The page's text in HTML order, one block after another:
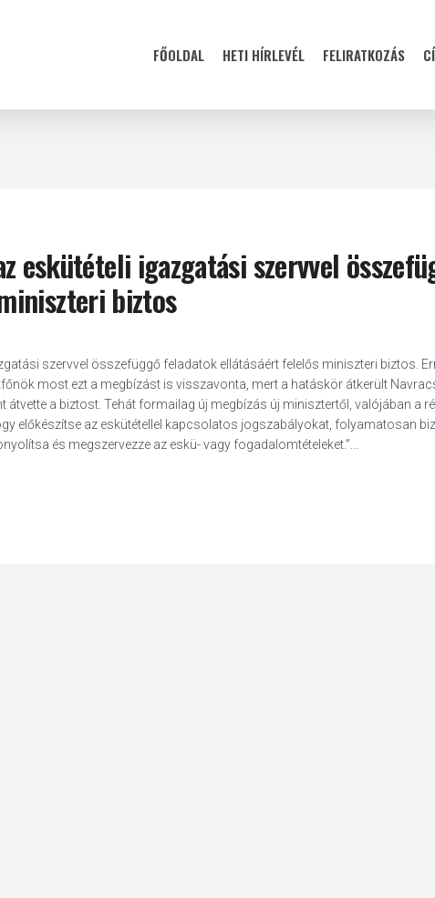
FŐOLDAL HETI HÍRLEVÉL FELIRATKOZÁS
eskütételi igazgatási szervvel
biztos
szervvel összefüggő feladatok ellátásáért felelős miniszteri biztos.
most ezt a megbízást is visszavonta, mert a hatáskör átkerült
a biztost. Tehát formailag új megbízás új minisztertől, valójában a
előkészítse az eskütétellel kapcsolatos jogszabályokat, folyamatosan
és megszervezze az eskü- vagy fogadalomtételeket.”...